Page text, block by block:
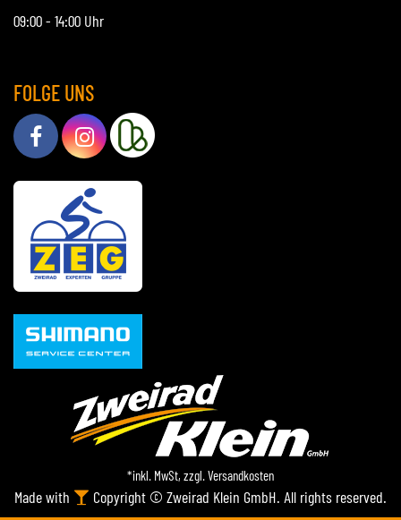
09:00 - 14:00 Uhr
FOLGE UNS
*inkl. MwSt, zzgl.Versandkosten
Made with Copyright © Zweirad Klein GmbH. All rights reserved.